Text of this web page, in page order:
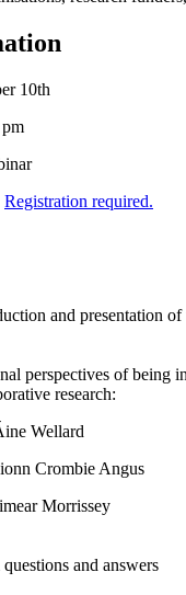
10th
Registration required.
and presentation
perspectives of being
research:
Wellard
Crombie Angus
Morrissey
questions and answers